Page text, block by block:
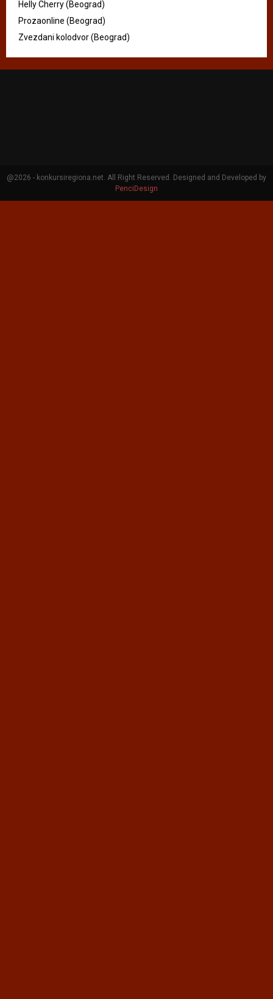
Helly Cherry (Beograd)
Prozaonline (Beograd)
Zvezdani kolodvor (Beograd)
@2026 - konkursiregiona.net. All Right Reserved. Designed and Developed by
PenciDesign